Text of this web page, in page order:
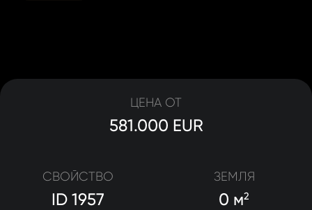
СВОЙСТВО
ID 1957
ЗЕМЛЯ
0 м2
ЦЕНА ОТ
581.000 EUR